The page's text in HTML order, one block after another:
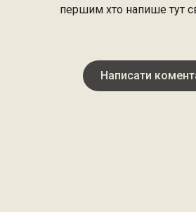
першим хто напише тут
Написати